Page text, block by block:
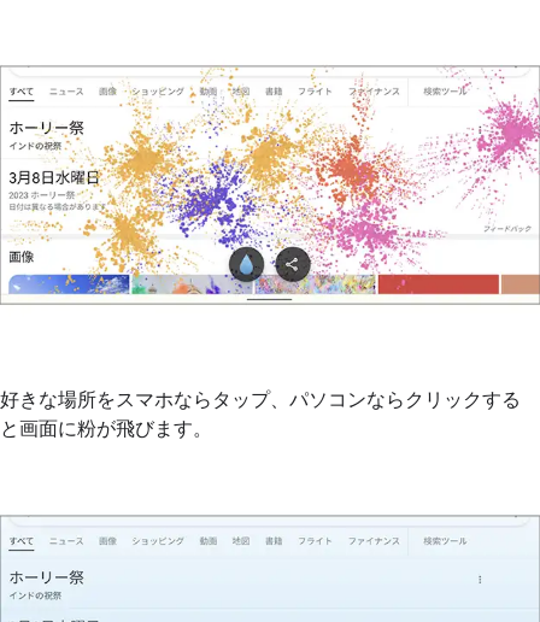
好きな場所をスマホならタップ、パソコンならクリックする
と画面に粉が飛びます。